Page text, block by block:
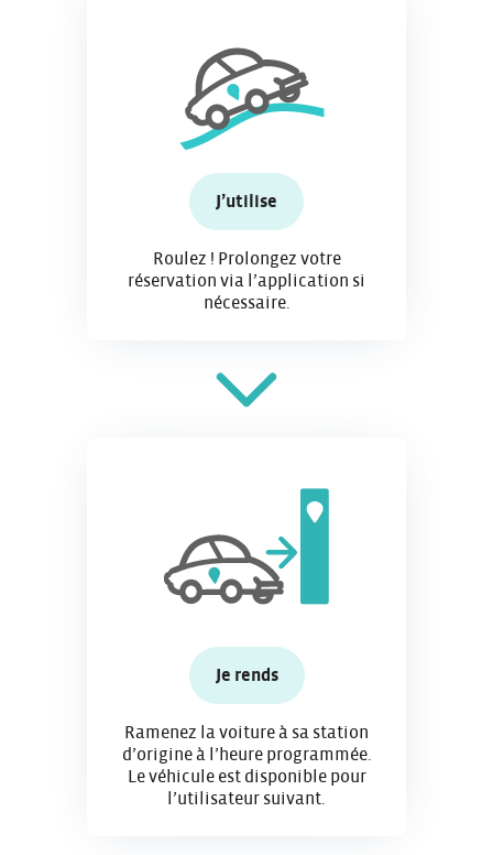
J’utilise
Roulez ! Prolongez votre
réservation via l’application si
nécessaire.
Je rends
Ramenez la voiture à sa station
d’origine à l’heure programmée.
Le véhicule est disponible pour
l’utilisateur suivant.